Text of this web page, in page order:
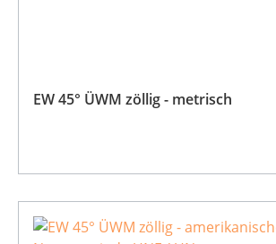
EW 45° ÜWM zöllig - metrisch